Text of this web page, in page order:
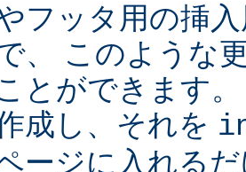
フッタ用の挿
、 このような
とができます
成し、それを
ージに入れる